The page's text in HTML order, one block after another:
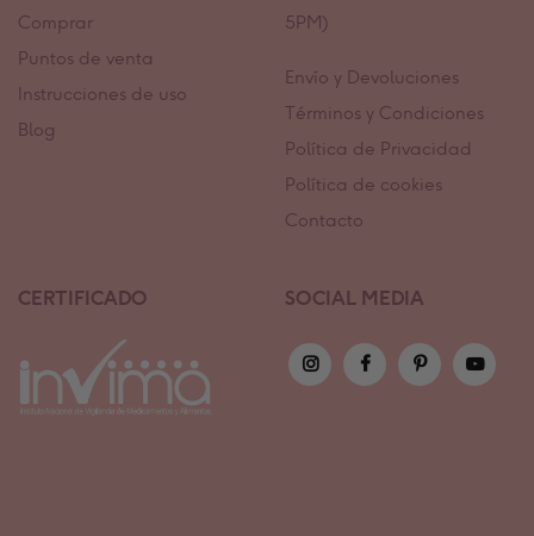
Comprar
Puntos de venta
Instrucciones de uso
Blog
5PM)
Envío y Devoluciones
Términos y Condiciones
Política de Privacidad
Política de cookies
Contacto
CERTIFICADO SOCIAL MEDIA